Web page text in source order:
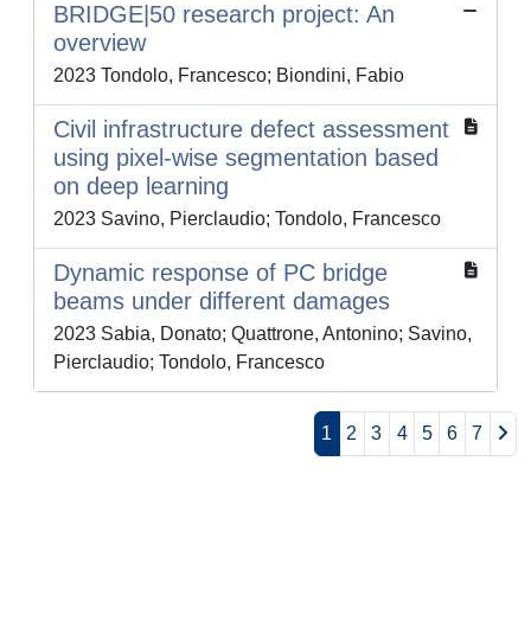
BRIDGE|50 research project: An
overview
2023 Tondolo, Francesco; Biondini, Fabio
Civil infrastructure defect assessment
using pixel-wise segmentation based
on deep learning
2023 Savino, Pierclaudio; Tondolo, Francesco
Dynamic response of PC bridge
beams under different damages
2023 Sabia, Donato; Quattrone, Antonino; Savino,
Pierclaudio; Tondolo, Francesco
1 2 3 4 5 6 7